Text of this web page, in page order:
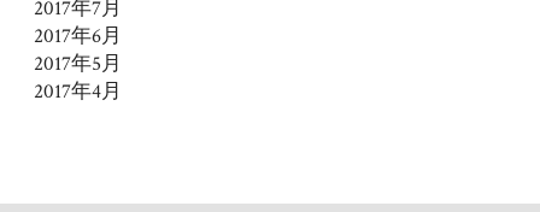
2017年7月
2017年6月
2017年5月
2017年4月